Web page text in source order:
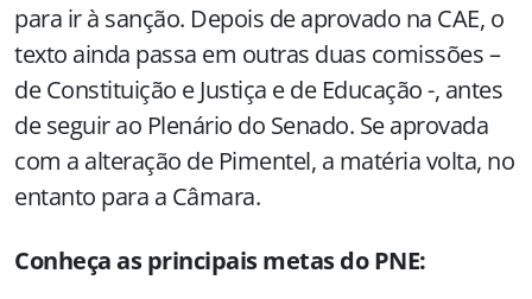
para ir à sanção. Depois de aprovado na CAE, o
texto ainda passa em outras duas comissões –
de Constituição e Justiça e de Educação -, antes
de seguir ao Plenário do Senado. Se aprovada
com a alteração de Pimentel, a matéria volta, no
entanto para a Câmara.
Conheça as principais metas do PNE: